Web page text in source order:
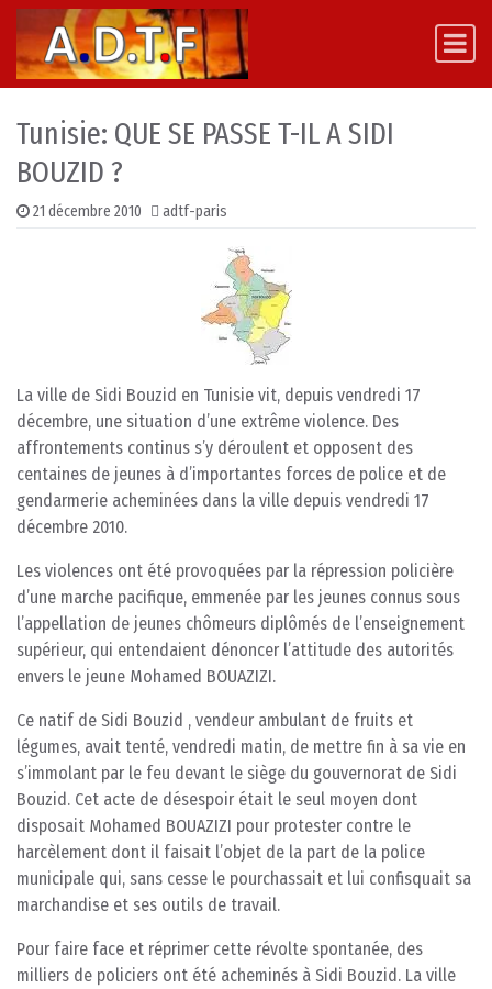
Skip to content
Main Navigation
Tunisie: QUE SE PASSE T-IL A SIDI
BOUZID ?
21 décembre 2010 adtf-paris
La ville de Sidi Bouzid en Tunisie vit, depuis vendredi 17
décembre, une situation d’une extrême violence. Des
affrontements continus s’y déroulent et opposent des
centaines de jeunes à d’importantes forces de police et de
gendarmerie acheminées dans la ville depuis vendredi 17
décembre 2010.
Les violences ont été provoquées par la répression policière
d’une marche pacifique, emmenée par les jeunes connus sous
l’appellation de jeunes chômeurs diplômés de l’enseignement
supérieur, qui entendaient dénoncer l’attitude des autorités
envers le jeune Mohamed BOUAZIZI.
Ce natif de Sidi Bouzid , vendeur ambulant de fruits et
légumes, avait tenté, vendredi matin, de mettre fin à sa vie en
s’immolant par le feu devant le siège du gouvernorat de Sidi
Bouzid. Cet acte de désespoir était le seul moyen dont
disposait Mohamed BOUAZIZI pour protester contre le
harcèlement dont il faisait l’objet de la part de la police
municipale qui, sans cesse le pourchassait et lui confisquait sa
marchandise et ses outils de travail.
Pour faire face et réprimer cette révolte spontanée, des
milliers de policiers ont été acheminés à Sidi Bouzid. La ville